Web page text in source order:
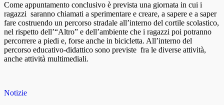
Come appuntamento conclusivo è prevista una giornata in cui i
ragazzi saranno chiamati a sperimentare e creare, a sapere e a saper
fare costruendo un percorso stradale all’interno del cortile scolastico,
nel rispetto dell’“Altro” e dell’ambiente che i ragazzi poi potranno
percorrere a piedi e, forse anche in bicicletta. All’interno del
percorso educativo-didattico sono previste fra le diverse attività,
anche attività multimediali.
Notizie